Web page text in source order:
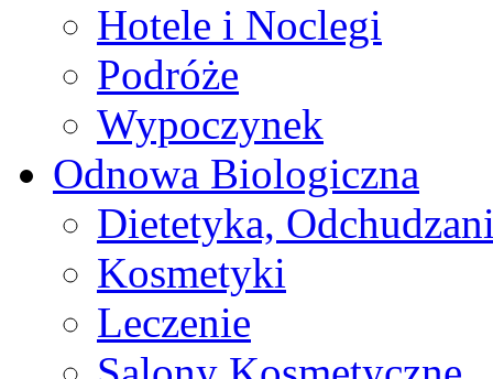
Hotele i Noclegi
Podróże
Wypoczynek
Odnowa Biologiczna
Dietetyka,
Kosmetyki
Leczenie